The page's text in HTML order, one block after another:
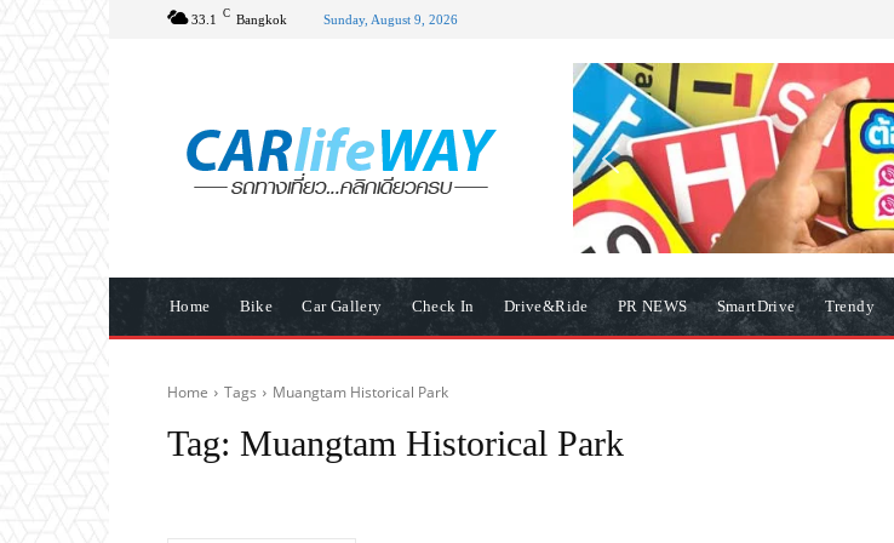
33.1 C Bangkok Sunday, August 9, 2026
Home Bike Car Gallery Check In Drive&Ride PR NEWS SmartDrive Trendy
Home Tags Muangtam Historical Park
Tag: Muangtam Historical Park